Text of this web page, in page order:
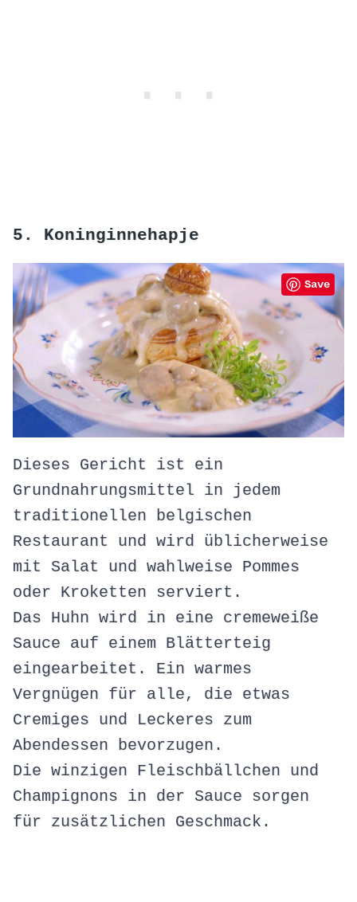
5. Koninginnehapje
Save
Dieses Gericht ist ein
Grundnahrungsmittel in jedem
traditionellen belgischen
Restaurant und wird üblicherweise
mit Salat und wahlweise Pommes
oder Kroketten serviert.
Das Huhn wird in eine cremeweiße
Sauce auf einem Blätterteig
eingearbeitet. Ein warmes
Vergnügen für alle, die etwas
Cremiges und Leckeres zum
Abendessen bevorzugen.
Die winzigen Fleischbällchen und
Champignons in der Sauce sorgen
für zusätzlichen Geschmack.